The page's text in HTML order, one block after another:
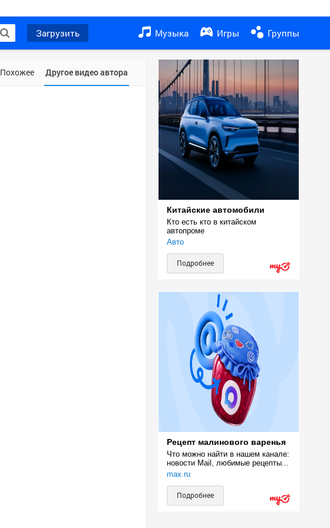
Загрузить Музыка Игры Группы
Похожее Другое видео автора
Китайские автомобили
Кто есть кто в китайском
автопроме
Авто
Подробнее
Рецепт малинового варенья
Что можно найти в нашем канале:
новости Mail, любимые рецепты...
max.ru
Подробнее